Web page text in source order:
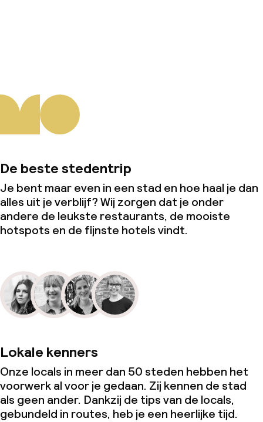
De beste stedentrip
Je bent maar even in een stad en hoe haal je dan
alles uit je verblijf? Wij zorgen dat je onder
andere de leukste restaurants, de mooiste
hotspots en de fijnste hotels vindt.
Lokale kenners
Onze locals in meer dan 50 steden hebben het
voorwerk al voor je gedaan. Zij kennen de stad
als geen ander. Dankzij de tips van de locals,
gebundeld in routes, heb je een heerlijke tijd.